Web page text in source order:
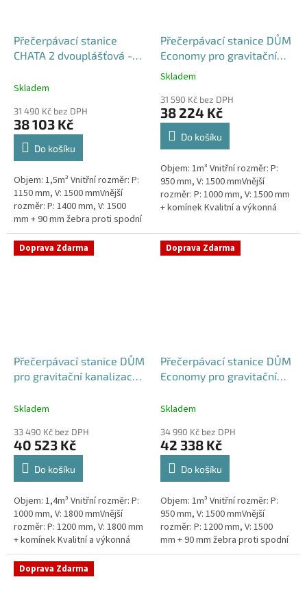
Přečerpávací stanice
CHATA 2 dvouplášťová -
Skladem
31 490 Kč bez DPH
38 103 Kč
Do košíku
Objem: 1,5m³ Vnitřní rozměr: P:
1150 mm, V: 1500 mmVnější
rozměr: P: 1400 mm, V: 1500
mm + 90 mm žebra proti spodní
vodě + komínek Průměr 1150
mm, vnější průměr 1400 mm,...
Přečerpávací stanice DŮM
Economy pro gravitační
kanalizace samonosná -
Průměrné
produktu
je
5,0
hvězdiček.
Skladem
31 590 Kč bez DPH
38 224 Kč
Do košíku
Objem: 1m³ Vnitřní rozměr: P:
950 mm, V: 1500 mmVnější
rozměr: P: 1000 mm, V: 1500 mm
+ komínek Kvalitní a výkonná
chalupám a rodinným domům...
Doprava Zdarma
Přečerpávací stanice DŮM
pro gravitační kanalizace k
Skladem
33 490 Kč bez DPH
40 523 Kč
Do košíku
Objem: 1,4m³ Vnitřní rozměr: P:
1000 mm, V: 1800 mmVnější
rozměr: P: 1200 mm, V: 1800 mm
+ komínek Kvalitní a výkonná
přečerpávací stanice k
rodinným domům,
provozovnám,...
Doprava Zdarma
Přečerpávací stanice DŮM
Economy pro gravitační
nádrž 1m3
Skladem
34 990 Kč bez DPH
42 338 Kč
Do košíku
Objem: 1m³ Vnitřní rozměr: P:
950 mm, V: 1500 mmVnější
rozměr: P: 1200 mm, V: 1500
mm + 90 mm žebra proti spodní
vodě + komínek Kvalitní a
Doprava Zdarma